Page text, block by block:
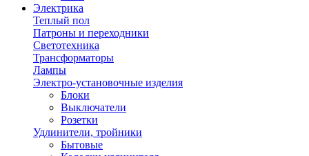
Электрика
Теплый пол
Патроны и переходники
Светотехника
Трансформаторы
Лампы
Электро-установочные изделия
Блоки
Выключатели
Розетки
Удлинители, тройники
Бытовые